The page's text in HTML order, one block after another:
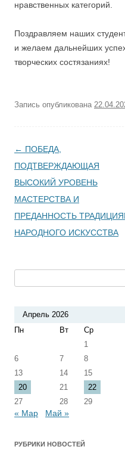
нравственных категорий.
Поздравляем наших
и желаем дальнейших
творческих состязаниях!
Запись опубликована
Навигация по записям
← ПОБЕДА,
ПОДТВЕРЖДАЮЩАЯ
ВЫСОКИЙ УРОВЕНЬ
МАСТЕРСТВА И
ПРЕДАННОСТЬ
НАРОДНОГО ИСКУССТВА
Апрель 2026
Пн
Вт Ср
1
6
7 8
13
14 15
20
21 22
27
28 29
« Мар Май »
РУБРИКИ НОВОСТЕЙ